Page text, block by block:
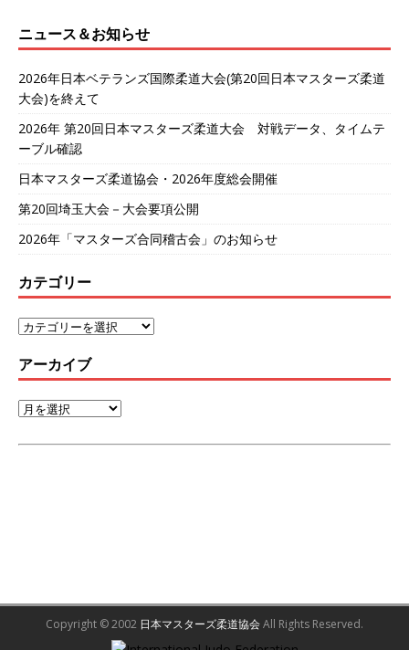
ニュース＆お知らせ
2026年日本ベテランズ国際柔道大会(第20回日本マスターズ柔道
大会)を終えて
2026年 第20回日本マスターズ柔道大会 対戦データ、タイムテ
ーブル確認
日本マスターズ柔道協会・2026年度総会開催
第20回埼玉大会－大会要項公開
2026年「マスターズ合同稽古会」のお知らせ
カテゴリー
アーカイブ
Copyright © 2002 日本マスターズ柔道協会All Rights Reserved.